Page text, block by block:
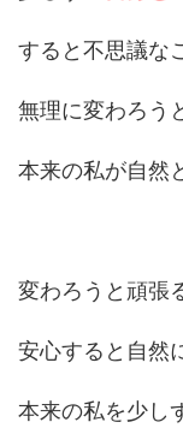
すると不思議な
無理に変わろう
本来の私が自然
変わろうと頑張
安心すると自然
本来の私を少し